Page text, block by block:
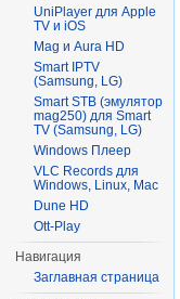
UniPlayer для Apple
TV и iOS
Mag и Aura HD
Smart IPTV
(Samsung, LG)
Smart STB (эмулятор
mag250) для Smart
TV (Samsung, LG)
Windows Плеер
VLC Records для
Windows, Linux, Mac
Dune HD
Ott-Play
Навигация
Заглавная страница